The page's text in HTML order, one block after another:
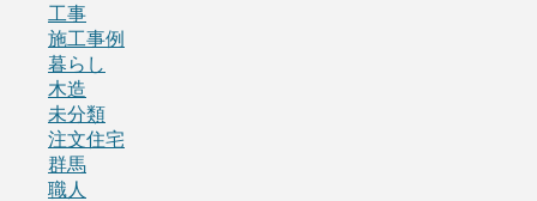
工事
施工事例
暮らし
木造
未分類
注文住宅
群馬
職人